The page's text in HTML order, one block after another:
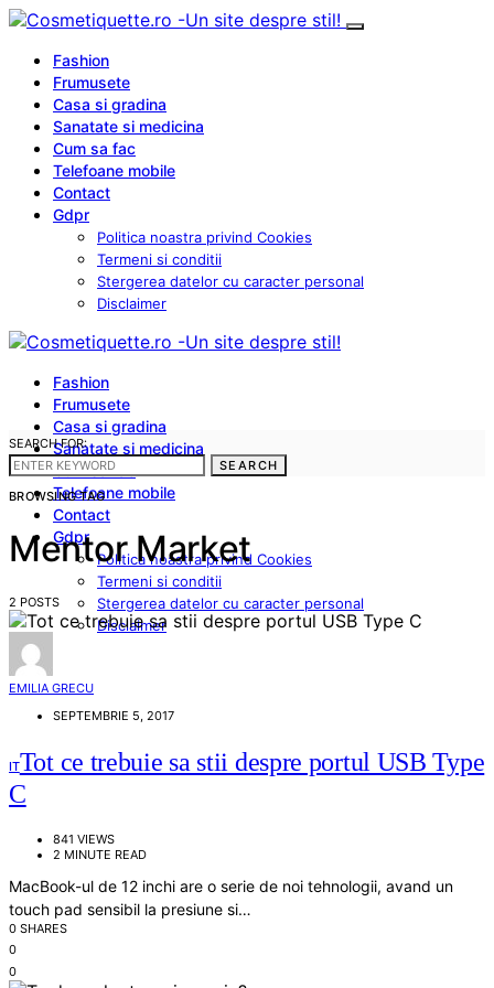
Fashion
Frumusete
Casa si gradina
Sanatate si medicina
Cum sa fac
Telefoane mobile
Contact
Gdpr
Politica noastra privind Cookies
Termeni si conditii
Stergerea datelor cu caracter personal
Disclaimer
Fashion
Frumusete
Casa si gradina
Sanatate si medicina
Cum sa fac
Telefoane mobile
Contact
Gdpr
Politica noastra privind Cookies
Termeni si conditii
Stergerea datelor cu caracter personal
Disclaimer
SEARCH FOR:
SEARCH
BROWSING TAG
Mentor Market
2 POSTS
EMILIA GRECU
SEPTEMBRIE 5, 2017
ITTot ce trebuie sa stii despre portul USB Type
C
841 VIEWS
2 MINUTE READ
MacBook-ul de 12 inchi are o serie de noi tehnologii, avand un
touch pad sensibil la presiune si…
0 SHARES
0
0